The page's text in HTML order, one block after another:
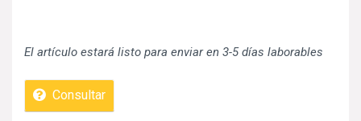
El artículo estará listo para enviar en 3-5 días laborables
Consultar